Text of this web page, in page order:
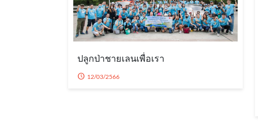
ปลูกป่าชายเลนเพื่อเรา
12/03/2566